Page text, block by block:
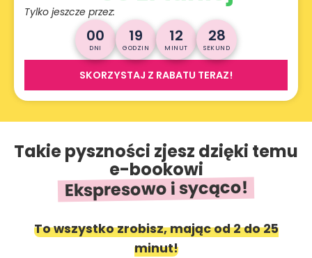
SKORZYSTAJ Z RABATU TERAZ!
Tylko jeszcze przez:
00
DNI
19
GODZIN
12
MINUT
26
SEKUND
Takie pyszności zjesz dzięki temu
e-bookowi
Ekspresowo i sycąco!
To wszystko zrobisz, mając od 2 do 25
minut!